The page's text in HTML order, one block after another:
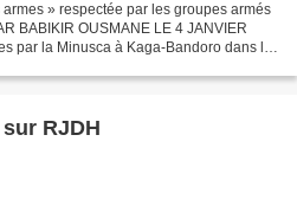
» respectée par les groupes armés
BABIKIR OUSMANE LE 4 JANVIER
par la Minusca à Kaga-Bandoro dans la
RJDH